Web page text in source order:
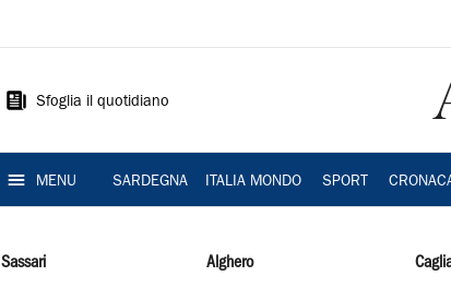
Sardegna
Sfoglia il quotidiano
MENU SARDEGNA ITALIA MONDO SPORT
Sassari Alghero